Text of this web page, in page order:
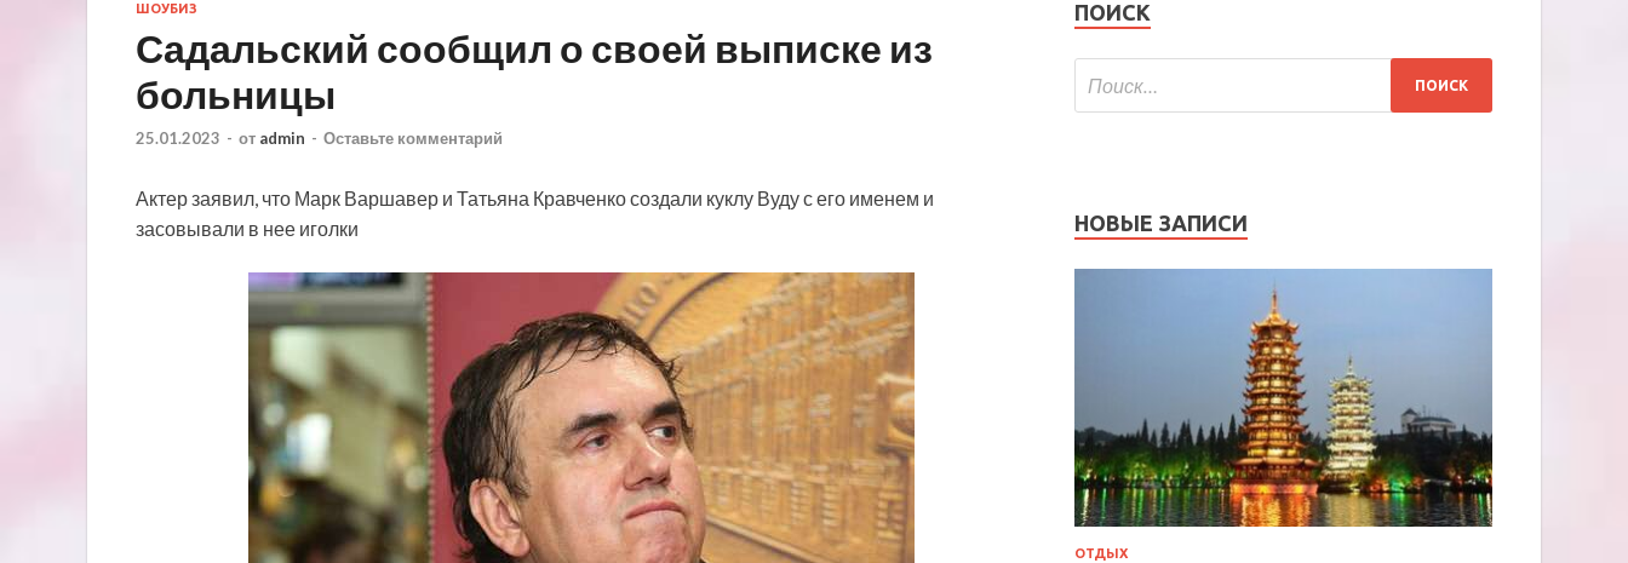
ШОУБИЗ
Садальский сообщил о своей выписке из
больницы
25.01.2023 - от admin - Оставьте комментарий
Актер заявил, что Марк Варшавер и Татьяна Кравченко создали куклу Вуду с его именем и
засовывали в нее иголки
ПОИСК
НОВЫЕ ЗАПИСИ
ОТДЫХ